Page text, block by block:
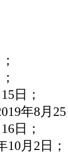
日；
年8月
日；
月2日；